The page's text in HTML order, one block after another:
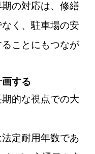
の対応は、修繕
く、駐車場の安
ことにもつなが
する
的な視点での大
定耐用年数であ